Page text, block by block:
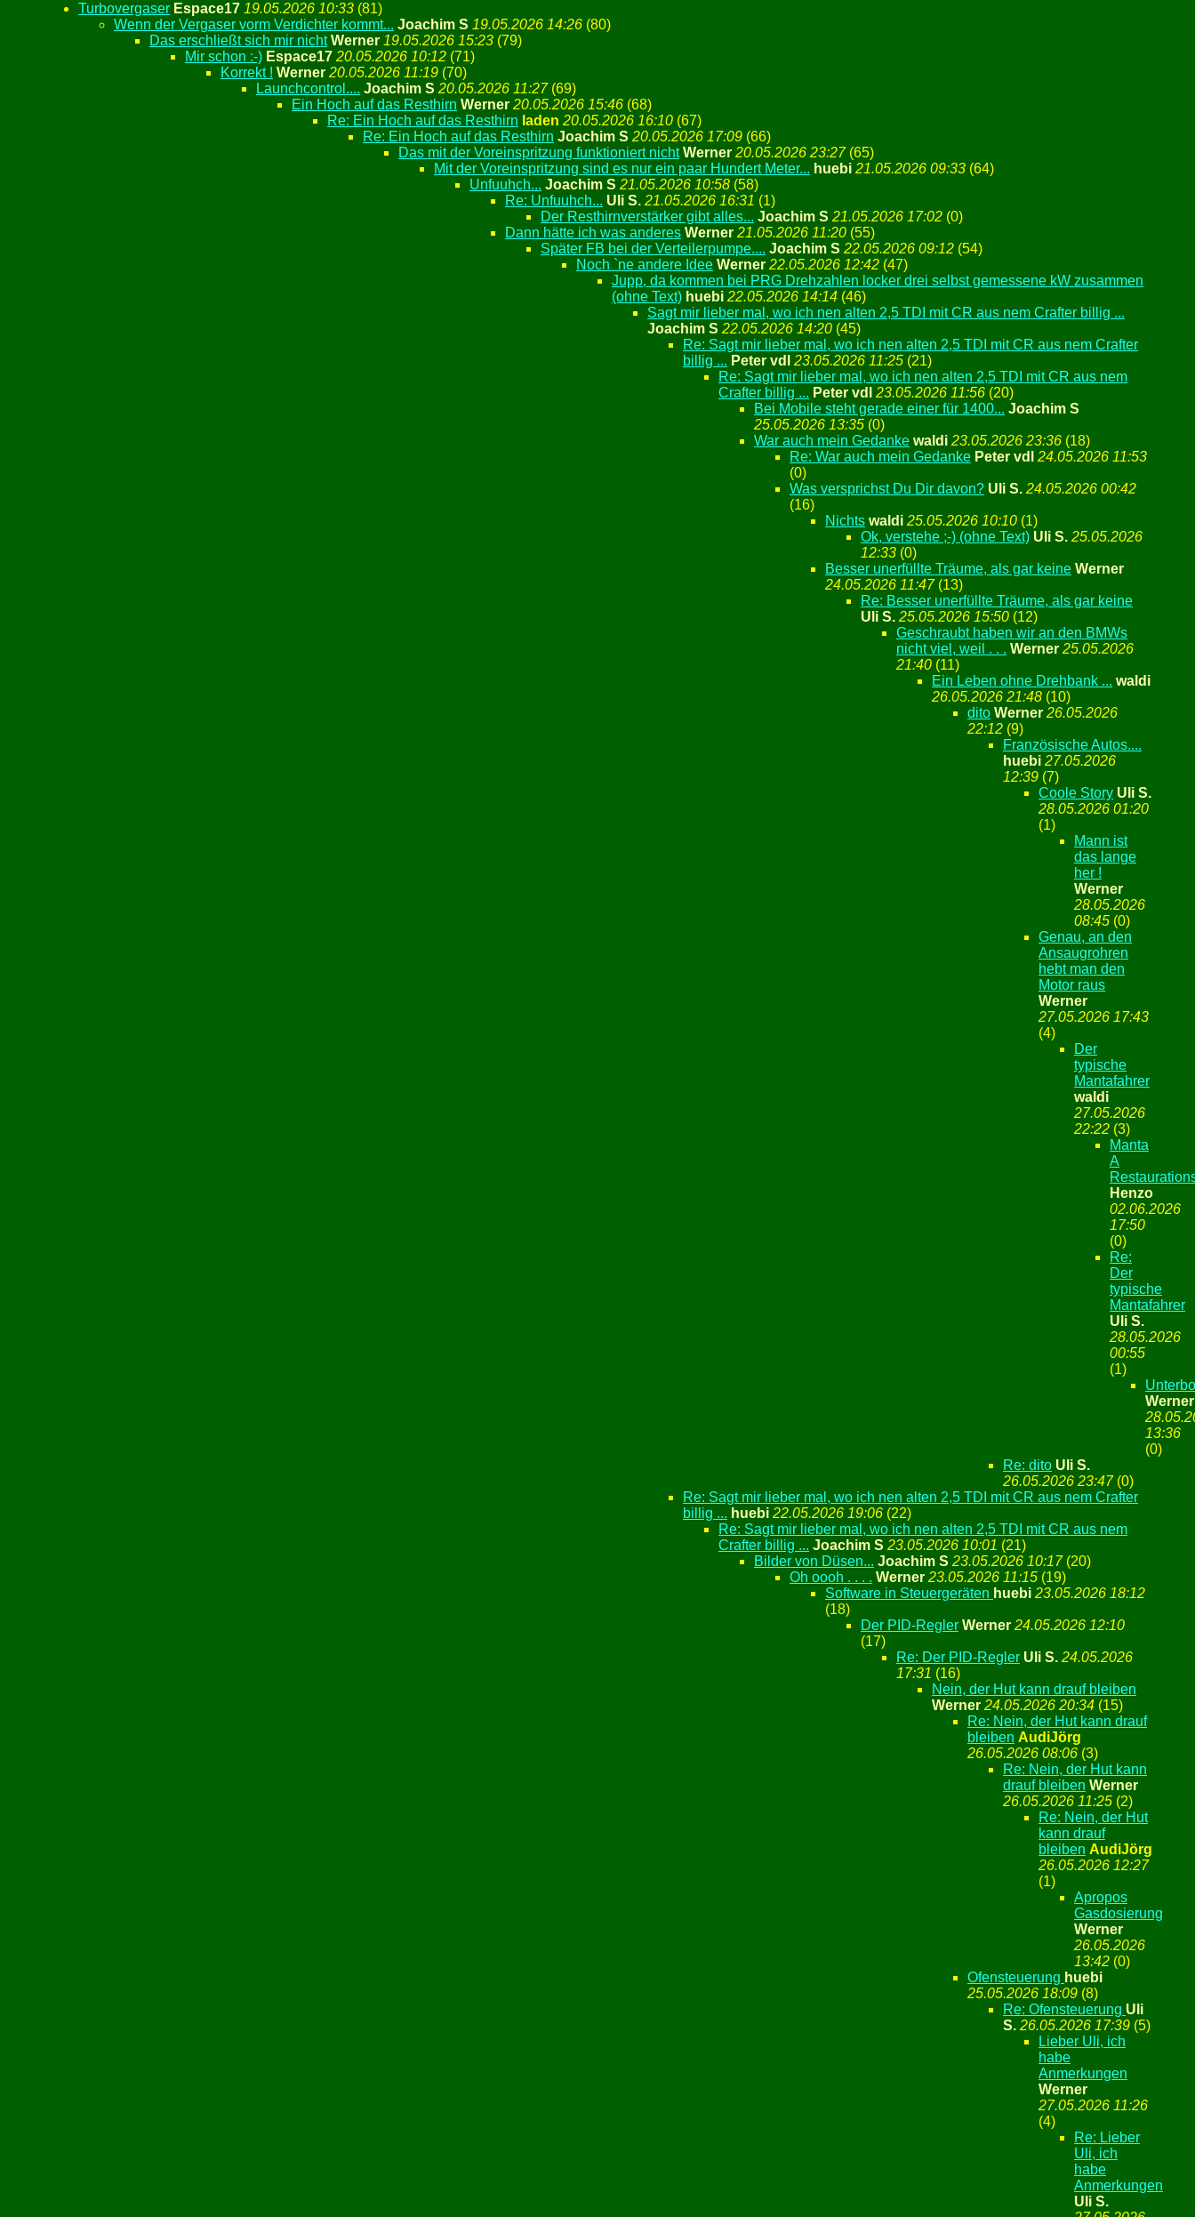
Turbovergaser Espace17 19.05.2026 10:33 (81)
Wenn der Vergaser vorm Verdichter kommt... Joachim S 19.05.2026 14:26 (80)
Das erschließt sich mir nicht Werner 19.05.2026 15:23 (79)
Mir schon :-) Espace17 20.05.2026 10:12 (71)
Korrekt ! Werner 20.05.2026 11:19 (70)
Launchcontrol.... Joachim S 20.05.2026 11:27(69)
Ein Hoch auf das Resthirn Werner 20.05.2026 15:46 (68)
Re: Ein Hoch auf das Resthirn laden 20.05.2026 16:10 (67)
Re: Ein Hoch auf das Resthirn Joachim S 20.05.2026 17:09 (66)
Das mit der Voreinspritzung funktioniert nicht Werner 20.05.2026 23:27(65)
Mit der Voreinspritzung sind es nur ein paar Hundert Meter... huebi 21.05.2026 09:33 (64)
Unfuuhch... Joachim S 21.05.2026 10:58 (58)
Re: Unfuuhch... Uli S. 21.05.2026 16:31 (1)
Der Resthirnverstärker gibt alles... Joachim S 21.05.2026 17:02 (0)
Dann hätte ich was anderes Werner 21.05.2026 11:20 (55)
Später FB bei der Verteilerpumpe.... Joachim S 22.05.2026 09:12 (54)
Noch `ne andere Idee Werner 22.05.2026 12:42 (47)
Jupp, da kommen bei PRG Drehzahlen locker drei selbst gemessene kW zusammen
(ohne Text) huebi 22.05.2026 14:14 (46)
Sagt mir lieber mal, wo ich nen alten 2,5 TDI mit CR aus nem Crafter billig ...
Joachim S 22.05.2026 14:20 (45)
Re: Sagt mir lieber mal, wo ich nen alten 2,5 TDI mit CR aus nem Crafter
billig ... Peter vdl 23.05.2026 11:25 (21)
Re: Sagt mir lieber mal, wo ich nen alten 2,5 TDI mit CR aus nem
Crafter billig ... Peter vdl 23.05.2026 11:56 (20)
Bei Mobile steht gerade einer für 1400... Joachim S
25.05.2026 13:35 (0)
War auch mein Gedanke waldi 23.05.2026 23:36 (18)
Re: War auch mein Gedanke Peter vdl
24.05.2026 11:53
(0)
Was versprichst Du Dir davon? Uli S. 24.05.2026 00:42
(16)
Nichts waldi 25.05.2026 10:10 (1)
Ok, verstehe ;-) (ohne Text) Uli S. 25.05.2026
12:33 (0)
Besser unerfüllte Träume, als gar keine Werner
24.05.2026 11:47(13)
Re: Besser unerfüllte Träume, als gar keine
Uli S. 25.05.2026 15:50 (12)
Geschraubt haben wir an den BMWs
nicht viel, weil . . . Werner 25.05.2026
21:40 (11)
Ein Leben ohne Drehbank ... waldi
26.05.2026 21:48 (10)
dito Werner 26.05.2026
22:12 (9)
Französische Autos....
huebi 27.05.2026
12:39 (7)
Coole Story Uli S.
28.05.2026 01:20
(1)
Mann ist
das lange
her !
Werner
28.05.2026
08:45 (0)
Genau, an den
Ansaugrohren
hebt man den
Motor raus
Werner
27.05.2026 17:43
(4)
Der
typische
Mantafahrer
waldi
27.05.2026
22:22 (3)
Manta
A
Henzo
02.06.2026
17:50
(0)
Re:
Der
typische
Mantafahrer
Uli S.
28.05.2026
00:55
(1)
Werner
13:36
(0)
Re: dito Uli S.
26.05.2026 23:47(0)
Re: Sagt mir lieber mal, wo ich nen alten 2,5 TDI mit CR aus nem Crafter
billig ... huebi 22.05.2026 19:06 (22)
Re: Sagt mir lieber mal, wo ich nen alten 2,5 TDI mit CR aus nem
Crafter billig ... Joachim S 23.05.2026 10:01 (21)
Bilder von Düsen... Joachim S 23.05.2026 10:17(20)
Oh oooh . . . . Werner 23.05.2026 11:15 (19)
Software in Steuergeräten huebi 23.05.2026 18:12
(18)
Der PID-Regler Werner 24.05.2026 12:10
(17)
Re: Der PID-Regler Uli S. 24.05.2026
17:31 (16)
Nein, der Hut kann drauf bleiben
Werner 24.05.2026 20:34 (15)
Re: Nein, der Hut kann drauf
bleiben AudiJörg
26.05.2026 08:06 (3)
Re: Nein, der Hut kann
drauf bleiben Werner
26.05.2026 11:25 (2)
Re: Nein, der Hut
kann drauf
bleiben AudiJörg
26.05.2026 12:27
(1)
Apropos
Gasdosierung
Werner
26.05.2026
13:42 (0)
Ofensteuerung huebi
25.05.2026 18:09 (8)
Re: Ofensteuerung Uli
S. 26.05.2026 17:39 (5)
Lieber Uli, ich
habe
Anmerkungen
Werner
27.05.2026 11:26
(4)
Re: Lieber
Uli, ich
habe
Anmerkungen
Uli S.